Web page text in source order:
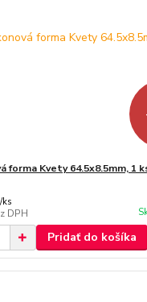
forma Kvety 64.5x8.5mm, 1
/ks
DPH
Pridať do košíka